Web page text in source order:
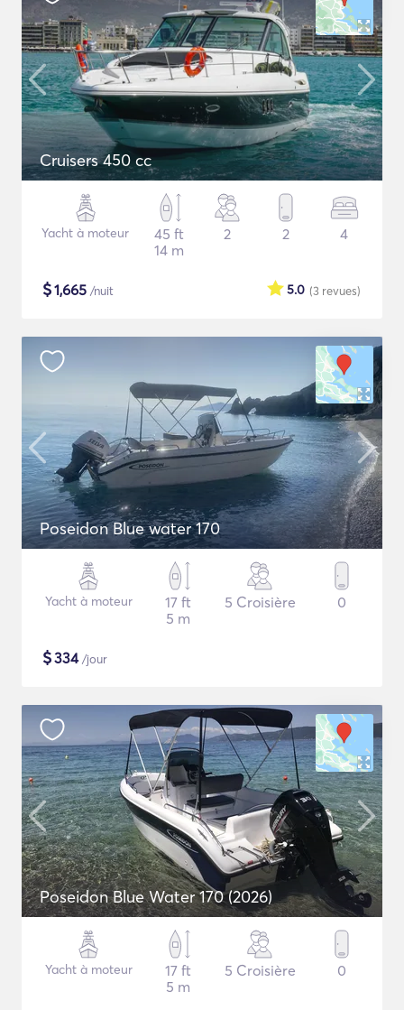
Cruisers 450 cc
Yacht à moteur
45 ft
14 m
2 2 4
$1,665 /nuit (3 revues)
5.0
Poseidon Blue water 170
Yacht à moteur
17 ft
5 m
5 Croisière 0
$334/jour
Poseidon Blue Water 170 (2026)
Yacht à moteur
17 ft
5 m
5 Croisière 0